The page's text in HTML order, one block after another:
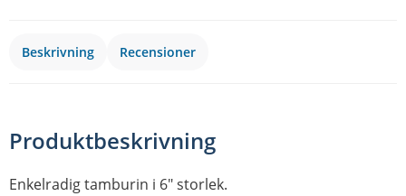
Beskrivning Recensioner
Produktbeskrivning
Enkelradig tamburin i 6″ storlek.